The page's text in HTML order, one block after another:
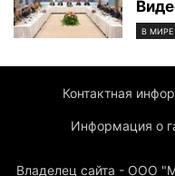
В МИРЕ
Контактная
Информация о
Владелец сайта - ООО